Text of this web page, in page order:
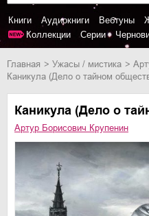
Книги Аудиокниги Вебтуны
Коллекции
Серии
Главная ужасы / мистика
Каникула (Дело о тайном
Каникула (Дело о
Артур Борисович Крупенин